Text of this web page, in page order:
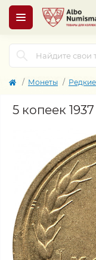
Монеты
5 копеек 1937